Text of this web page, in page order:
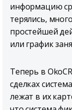
информацию
терялись,
простейшей
или график
Теперь в
сделках
лежат в их